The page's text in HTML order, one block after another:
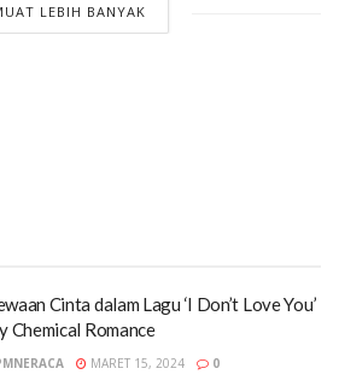
LEBIH BANYAK
Cinta dalam Lagu ‘I Don’t Love You’
Chemical Romance
MARET 15, 2024 0